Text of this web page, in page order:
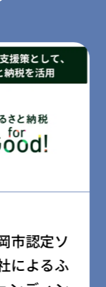
郡山市の「社
グラム」採